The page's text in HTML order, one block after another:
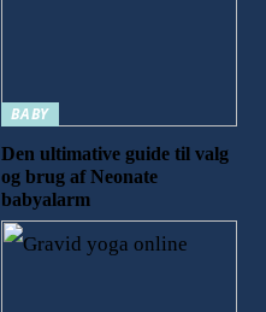
BABY
Den ultimative guide til valg
og brug af Neonate
babyalarm